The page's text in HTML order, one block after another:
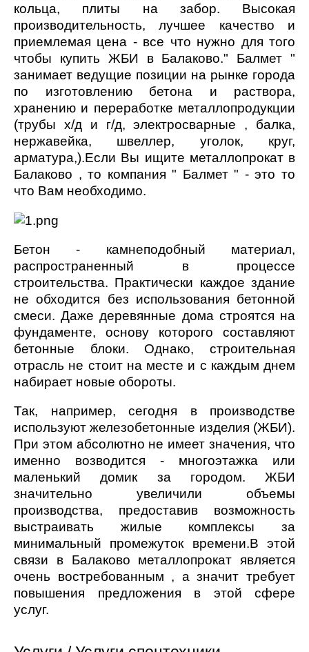
кольца, плиты на забор. Высокая
производительность, лучшее качество и
приемлемая цена - все что нужно для того
чтобы купить ЖБИ в Балаково." Балмет "
занимает ведущие позиции на рынке города
по изготовлению бетона и раствора,
хранению и переработке металлопродукции
(трубы х/д и г/д, электросварные , балка,
нержавейка, швеллер, уголок, круг,
арматура,).Если Вы ищите металлопрокат в
Балаково , то компания " Балмет " - это то
что Вам необходимо.
Бетон - камнеподобный материал,
распространенный в процессе
строительства. Практически каждое здание
не обходится без использования бетонной
смеси. Даже деревянные дома строятся на
фундаменте, основу которого составляют
бетонные блоки. Однако, строительная
отрасль не стоит на месте и с каждым днем
набирает новые обороты.
Так, например, сегодня в производстве
используют железобетонные изделия (ЖБИ).
При этом абсолютно не имеет значения, что
именно возводится - многоэтажка или
маленький домик за городом. ЖБИ
значительно увеличили объемы
производства, предоставив возможность
выстраивать жилые комплексы за
минимальный промежуток времени.В этой
связи в Балаково металлопрокат является
очень востребованным , а значит требует
повышения предложения в этой сфере
услуг.